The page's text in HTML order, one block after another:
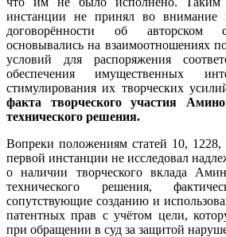
инстанции не принял во
договорённости об авторском
основывались на взаимоотношениях
условий для распоряжения
обеспечения имущественных
стимулирования их творческих
факта творческого участия
технического решения.
Вопреки положениям статей 10,
первой инстанции не исследовал
о наличии творческого вклада
технического решения,
сопутствующие созданию и
патентных прав с учётом цели,
при обращении в суд за защитой